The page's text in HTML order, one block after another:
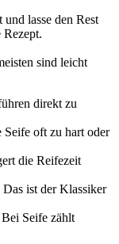
lasse den Rest
Rezept.
sind leicht
direkt zu
oft zu hart oder
die Reifezeit
Das ist der Klassiker
Bei Seife zählt